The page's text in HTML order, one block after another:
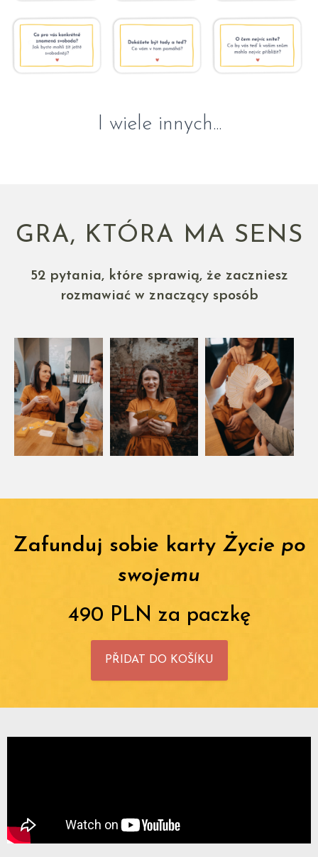
I wiele innych...
GRA, KTÓRA MA SENS
52 pytania, które sprawią, że zaczniesz
rozmawiać w znaczący sposób
Zafunduj sobie karty Życie po
swojemu
490 PLN za paczkę
PŘIDAT DO KOŠÍKU